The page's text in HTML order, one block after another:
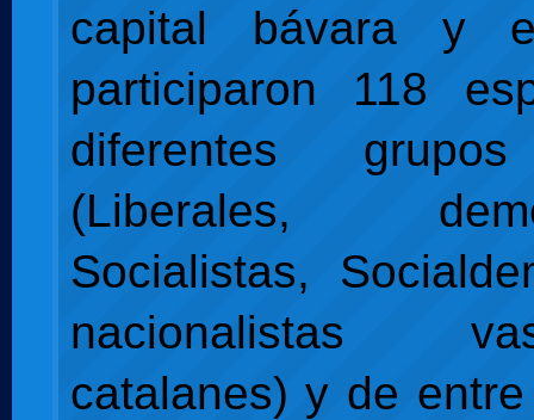
capital bávara y
participaron 118
diferentes
(Liberales,
Socialistas,
nacionalistas
catalanes) y de